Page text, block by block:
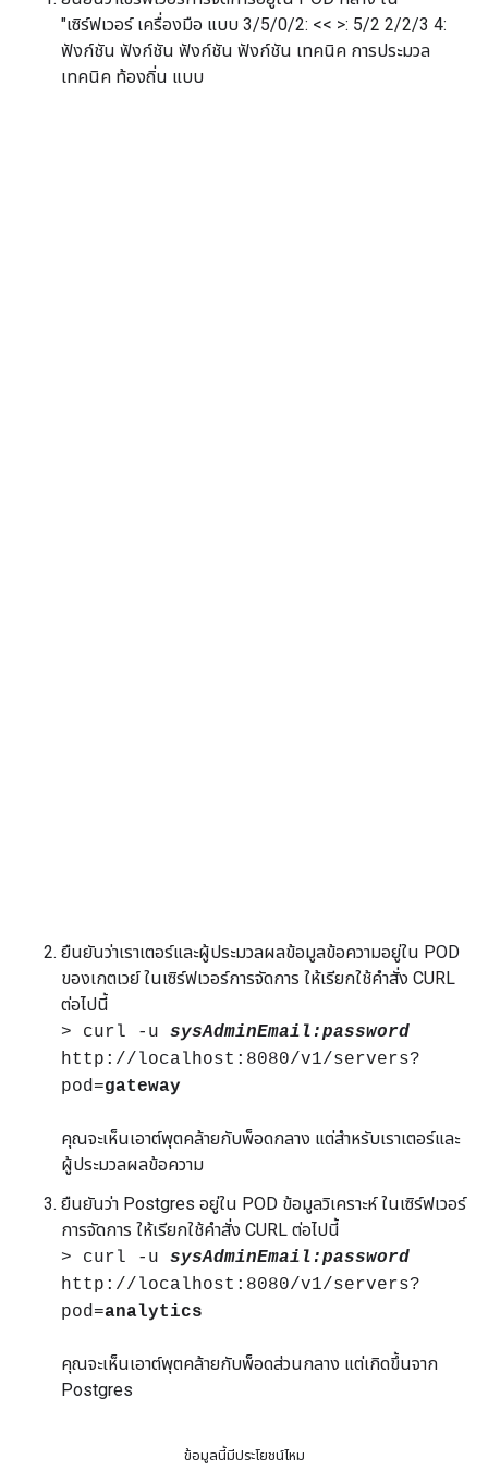
"เซิร์ฟเวอร์ เครื่องมือ แบบ 3/5/0/2: << >: 5/2 2/2/3 4:
ฟังก์ชัน ฟังก์ชัน ฟังก์ชัน ฟังก์ชัน เทคนิค การประมวล
เทคนิค ท้องถิ่น แบบ
ยืนยันว่าเราเตอร์และผู้ประมวลผลข้อมูลข้อความอยู่ใน POD
ของเกตเวย์ ในเซิร์ฟเวอร์การจัดการ ให้เรียกใช้คำสั่ง CURL
ต่อไปนี้
> curl -u sysAdminEmail:password
http://localhost:8080/v1/servers?
pod=gateway
คุณจะเห็นเอาต์พุตคล้ายกับพ็อดกลาง แต่สำหรับเราเตอร์และ
ผู้ประมวลผลข้อความ
ยืนยันว่า Postgres อยู่ใน POD ข้อมูลวิเคราะห์ ในเซิร์ฟเวอร์
การจัดการ ให้เรียกใช้คำสั่ง CURL ต่อไปนี้
> curl -u sysAdminEmail:password
http://localhost:8080/v1/servers?
pod=analytics
คุณจะเห็นเอาต์พุตคล้ายกับพ็อดส่วนกลาง แต่เกิดขึ้นจาก
Postgres
ข้อมูลนี้มีประโยชน์ไหม